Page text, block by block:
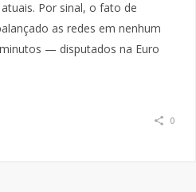
Por sinal, o fato de
as redes em nenhum
— disputados na Euro
0